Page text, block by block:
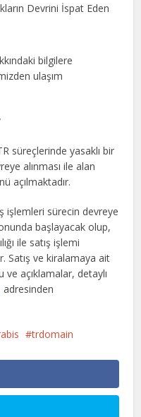
Devrini İspat Eden
bilgilere
ulaşım
süreçlerinde yasaklı bir
alınması ile alan
açılmaktadır.
işlemleri sürecin devreye
başlayacak olup,
ile satış işlemi
Satış ve kiralamaya ait
ve açıklamalar, detaylı
adresinden
trdomain